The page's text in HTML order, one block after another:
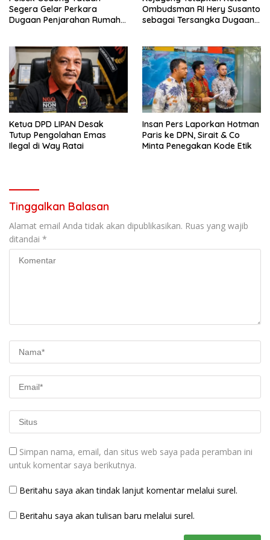
Segera Gelar Perkara
Dugaan Penjarahan Rumah
Ombudsman RI Hery Susanto
sebagai Tersangka Dugaan
Ketua DPD LIPAN Desak
Tutup Pengolahan Emas
Ilegal di Way Ratai
Insan Pers Laporkan Hotman
Paris ke DPN, Sirait & Co
Minta Penegakan Kode Etik
Tinggalkan Balasan
Alamat email Anda tidak akan dipublikasikan. Ruas yang wajib
ditandai *
Simpan nama, email, dan situs web saya pada peramban ini
untuk komentar saya berikutnya.
Beritahu saya akan tindak lanjut komentar melalui surel.
Beritahu saya akan tulisan baru melalui surel.